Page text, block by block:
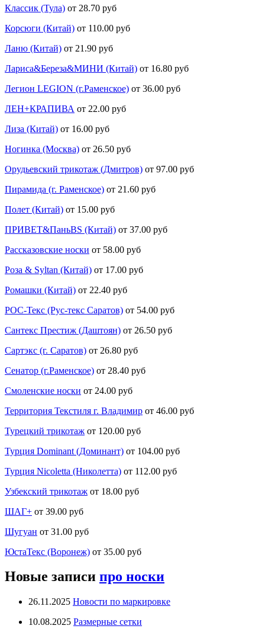
Классик (Тула) от 28.70 руб
Корсюги (Китай) от 110.00 руб
Ланю (Китай) от 21.90 руб
Лариса&Береза&МИНИ (Китай) от 16.80 руб
Легион LEGION (г.Раменское) от 36.00 руб
ЛЕН+КРАПИВА от 22.00 руб
Лиза (Китай) от 16.00 руб
Ногинка (Москва) от 26.50 руб
Орудьевский трикотаж (Дмитров) от 97.00 руб
Пирамида (г. Раменское) от 21.60 руб
Полет (Китай) от 15.00 руб
ПРИВЕТ&ПаньBS (Китай) от 37.00 руб
Рассказовские носки от 58.00 руб
Роза & Syltan (Китай) от 17.00 руб
Ромашки (Китай) от 22.40 руб
РОС-Текс (Рус-текс Саратов) от 54.00 руб
Сантекс Престиж (Даштоян) от 26.50 руб
Сартэкс (г. Саратов) от 26.80 руб
Сенатор (г.Раменское) от 28.40 руб
Смоленские носки от 24.00 руб
Территория Текстиля г. Владимир от 46.00 руб
Турецкий трикотаж от 120.00 руб
Турция Dominant (Доминант) от 104.00 руб
Турция Nicoletta (Николетта) от 112.00 руб
Узбекский трикотаж от 18.00 руб
ШАГ+ от 39.00 руб
Шугуан от 31.00 руб
ЮстаТекс (Воронеж) от 35.00 руб
Новые записи про носки
26.11.2025 Новости по маркировке
10.08.2025 Размерные сетки